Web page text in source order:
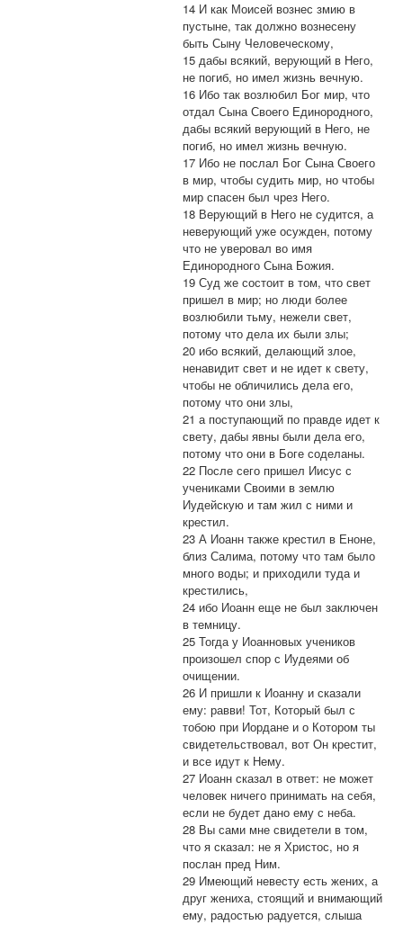
14 И как Моисей вознес змию в
пустыне, так должно вознесену
быть Сыну Человеческому,
15 дабы всякий, верующий в Него,
не погиб, но имел жизнь вечную.
16 Ибо так возлюбил Бог мир, что
отдал Сына Своего Единородного,
дабы всякий верующий в Него, не
погиб, но имел жизнь вечную.
17 Ибо не послал Бог Сына Своего
в мир, чтобы судить мир, но чтобы
мир спасен был чрез Него.
18 Верующий в Него не судится, а
неверующий уже осужден, потому
что не уверовал во имя
Единородного Сына Божия.
19 Суд же состоит в том, что свет
пришел в мир; но люди более
возлюбили тьму, нежели свет,
потому что дела их были злы;
20 ибо всякий, делающий злое,
ненавидит свет и не идет к свету,
чтобы не обличились дела его,
потому что они злы,
21 а поступающий по правде идет к
свету, дабы явны были дела его,
потому что они в Боге соделаны.
22 После сего пришел Иисус с
учениками Своими в землю
Иудейскую и там жил с ними и
крестил.
23 А Иоанн также крестил в Еноне,
близ Салима, потому что там было
много воды; и приходили туда и
крестились,
24 ибо Иоанн еще не был заключен
в темницу.
25 Тогда у Иоанновых учеников
произошел спор с Иудеями об
очищении.
26 И пришли к Иоанну и сказали
ему: равви! Тот, Который был с
тобою при Иордане и о Котором ты
свидетельствовал, вот Он крестит,
и все идут к Нему.
27 Иоанн сказал в ответ: не может
человек ничего принимать на себя,
если не будет дано ему с неба.
28 Вы сами мне свидетели в том,
что я сказал: не я Христос, но я
послан пред Ним.
29 Имеющий невесту есть жених, а
друг жениха, стоящий и внимающий
ему, радостью радуется, слыша